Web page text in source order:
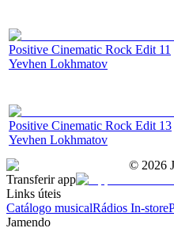
Positive Cinematic Rock Edit 11
Yevhen Lokhmatov
Positive Cinematic Rock Edit 13
Yevhen Lokhmatov
© 2026
Transferir app
Links úteis
Catálogo musicalRádios In-store
Jamendo